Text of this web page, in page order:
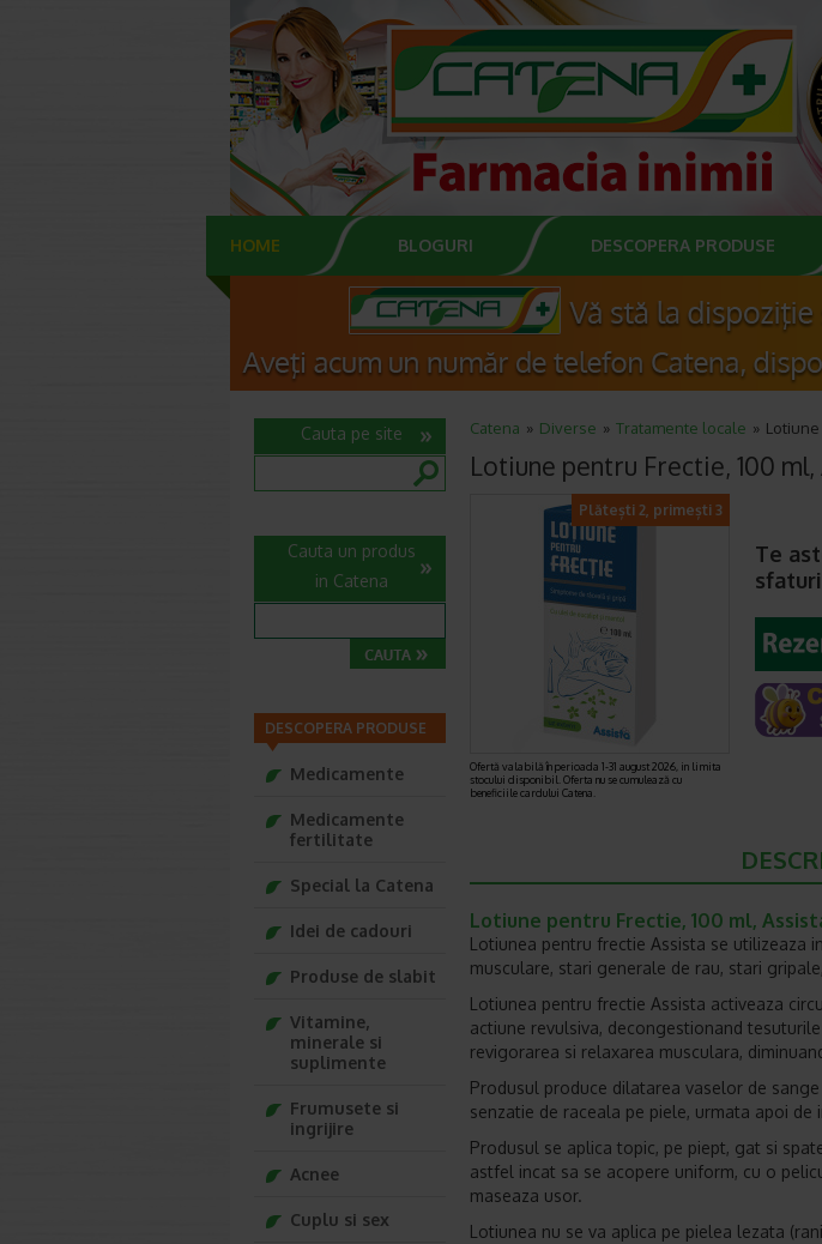
HOME BLOGURI DESCOPERA PRODUSE
Catena Diverse Tratamente locale
Lotiune pentru Frectie, 100 ml,
Plătești 2, primești 3
Ofertă valabilă în perioada 1-31 august 2026, in limita
stocului disponibil. Oferta nu se cumulează cu
beneficiile cardului Catena.
Te
Lotiune pentru Frectie, 100 ml,
Lotiunea pentru frectie Assista se utilizeaza
musculare, stari generale de rau, stari
Lotiunea pentru frectie Assista activeaza
actiune revulsiva, decongestionand
revigorarea si relaxarea musculara,
Produsul produce dilatarea vaselor de
senzatie de raceala pe piele, urmata apoi de
Produsul se aplica topic, pe piept, gat si
astfel incat sa se acopere uniform, cu o
maseaza usor.
Lotiunea nu se va aplica pe pielea lezata
Cauta pe site
Cauta un produs
in Catena
DESCOPERA PRODUSE
Medicamente
Medicamente
fertilitate
Special la Catena
Idei de cadouri
Produse de slabit
Vitamine,
minerale si
suplimente
Frumusete si
ingrijire
Acnee
Cuplu si sex